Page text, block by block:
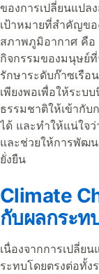
ของการเปลี่ยนแปล
เป้าหมายที่สำคัญข
สภาพภูมิอากาศ คือ
กิจกรรมของมนุษย์
รักษาระดับก๊าซเรือ
เพียงพอเพื่อให้ระบ
ธรรมชาติให้เข้ากับ
ได้ และทำให้แน่ใจ
และช่วยให้การพัฒน
ยั่งยืน
Climate
กับผลกระท
เนื่องจากการเปลี่ย
ระทบโดยตรงต่อทั้ง